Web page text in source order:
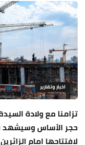
اخبار وتقارير
تزامنا مع ولادة
حجر الأساس وسيشهد
لافتتاحها امام الزائرين